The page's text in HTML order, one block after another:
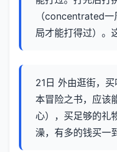
（concentrated
局才能打得过）。
21日 外由逛街，
本冒险之书，应该
心），买足够的礼
澡，有多的钱买一